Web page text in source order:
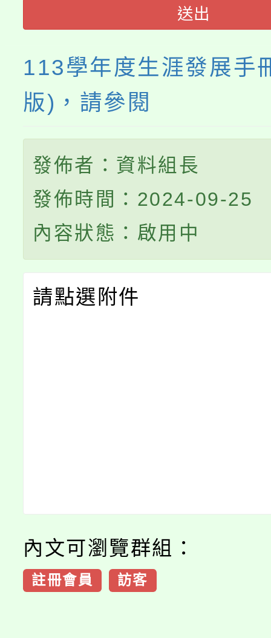
送出
113學年度生涯發展手
版)，請參閱
發佈者：資料組長
發佈時間：2024-09-25
內容狀態：啟用中
請點選附件
內文可瀏覽群組：
註冊會員 訪客